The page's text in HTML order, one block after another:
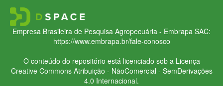
Empresa Brasileira de Pesquisa Agropecuária - Embrapa SAC:
https://www.embrapa.br/fale-conosco
O conteúdo do repositório está licenciado sob a Licença
Creative CommonsAtribuição - NãoComercial - SemDerivações
4.0 Internacional.